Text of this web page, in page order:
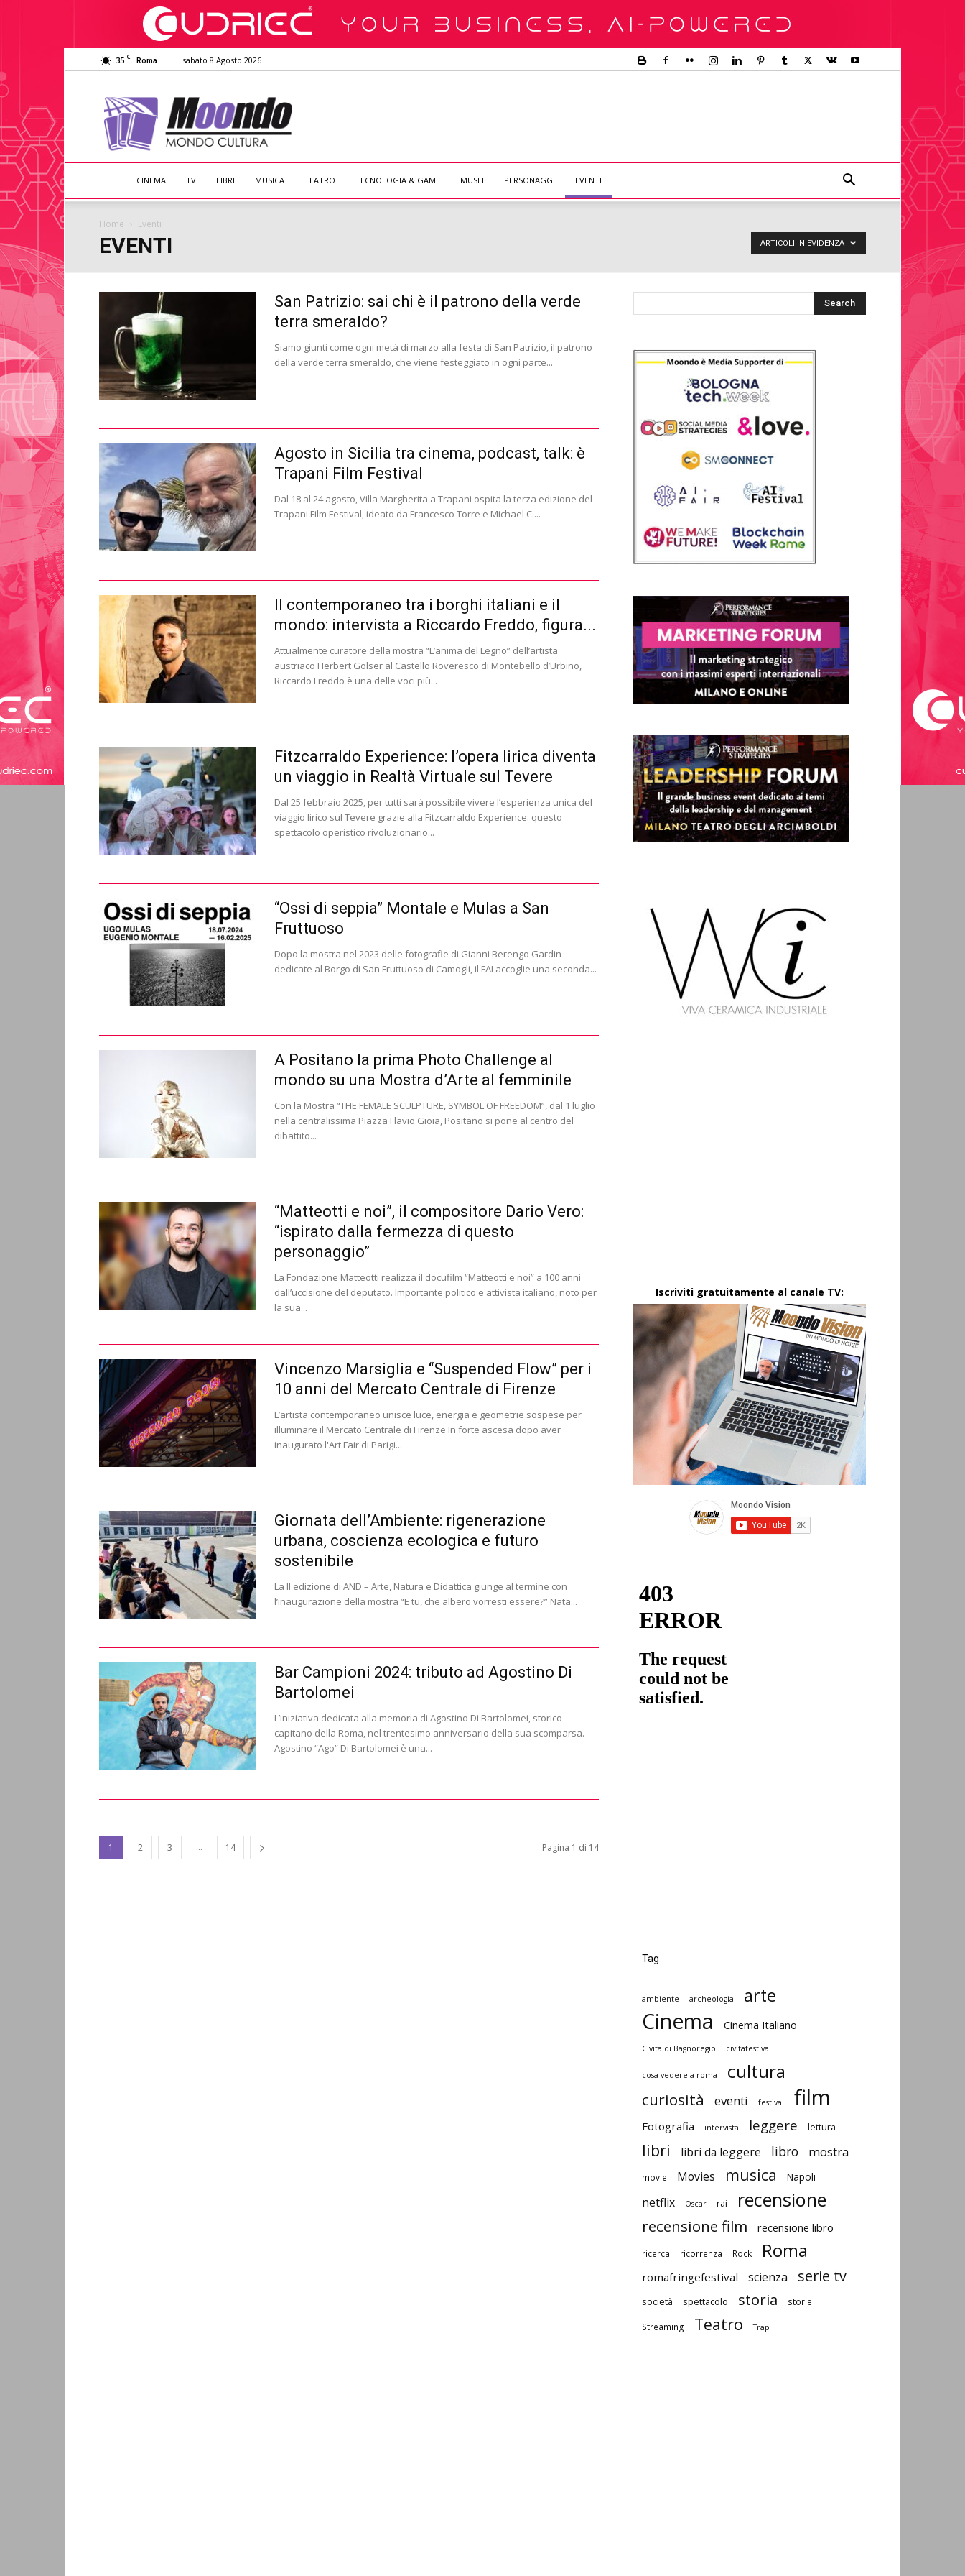
35 C Roma sabato 8 Agosto 2026
Moondo
Cultura
CINEMA TV LIBRI MUSICA TEATRO TECNOLOGIA & GAME MUSEI PERSONAGGI EVENTI
Home Eventi
EVENTI ARTICOLI IN EVIDENZA
San Patrizio: sai chi è il patrono della verde
terra smeraldo?
Siamo giunti come ogni metà di marzo alla festa di San Patrizio, il patrono
della verde terra smeraldo, che viene festeggiato in ogni parte...
Agosto in Sicilia tra cinema, podcast, talk: è
Trapani Film Festival
Dal 18 al 24 agosto, Villa Margherita a Trapani ospita la terza edizione del
Trapani Film Festival, ideato da Francesco Torre e Michael C....
Il contemporaneo tra i borghi italiani e il
mondo: intervista a Riccardo Freddo, figura...
Attualmente curatore della mostra “L’anima del Legno” dell’artista
austriaco Herbert Golser al Castello Roveresco di Montebello d’Urbino,
Riccardo Freddo è una delle voci più...
Fitzcarraldo Experience: l’opera lirica diventa
un viaggio in Realtà Virtuale sul Tevere
Dal 25 febbraio 2025, per tutti sarà possibile vivere l’esperienza unica del
viaggio lirico sul Tevere grazie alla Fitzcarraldo Experience: questo
spettacolo operistico rivoluzionario...
“Ossi di seppia” Montale e Mulas a San
Fruttuoso
Dopo la mostra nel 2023 delle fotografie di Gianni Berengo Gardin
dedicate al Borgo di San Fruttuoso di Camogli, il FAI accoglie una seconda...
A Positano la prima Photo Challenge al
mondo su una Mostra d’Arte al femminile
Con la Mostra “THE FEMALE SCULPTURE, SYMBOL OF FREEDOM”, dal 1 luglio
nella centralissima Piazza Flavio Gioia, Positano si pone al centro del
dibattito...
“Matteotti e noi”, il compositore Dario Vero:
“ispirato dalla fermezza di questo
personaggio”
La Fondazione Matteotti realizza il docufilm “Matteotti e noi” a 100 anni
dall’uccisione del deputato. Importante politico e attivista italiano, noto per
la sua...
Vincenzo Marsiglia e “Suspended Flow” per i
10 anni del Mercato Centrale di Firenze
L’artista contemporaneo unisce luce, energia e geometrie sospese per
illuminare il Mercato Centrale di Firenze In forte ascesa dopo aver
inaugurato l'Art Fair di Parigi...
Giornata dell’Ambiente: rigenerazione
urbana, coscienza ecologica e futuro
sostenibile
La II edizione di AND – Arte, Natura e Didattica giunge al termine con
l’inaugurazione della mostra “E tu, che albero vorresti essere?” Nata...
Bar Campioni 2024: tributo ad Agostino Di
Bartolomei
L’iniziativa dedicata alla memoria di Agostino Di Bartolomei, storico
capitano della Roma, nel trentesimo anniversario della sua scomparsa.
Agostino “Ago” Di Bartolomei è una...
1 2 3 ... 14 Pagina 1 di 14
Iscriviti gratuitamente al canale TV:
Tag
ambiente archeologia arte
Cinema Cinema Italiano
Civita di Bagnoregio civitafestival
cosa vedere a roma cultura
curiosità eventi festival film
Fotografia intervista leggere lettura
libri libri da leggere libro mostra
movie Movies musica Napoli
netflix Oscar rai recensione
recensione film recensione libro
ricerca ricorrenza Rock Roma
romafringefestival scienza serie tv
società spettacolo storia storie
Streaming Teatro Trap